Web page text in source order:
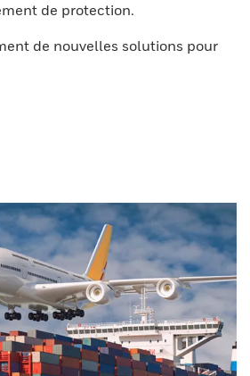
de protection.
de nouvelles solutions pour